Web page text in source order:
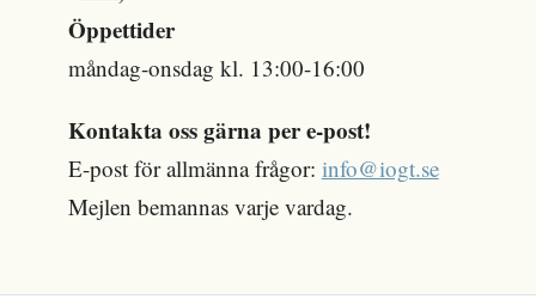
Öppettider
måndag-onsdag kl. 13:00-16:00
Kontakta oss gärna per e-post!
E-post för allmänna frågor: info@iogt.se
Mejlen bemannas varje vardag.